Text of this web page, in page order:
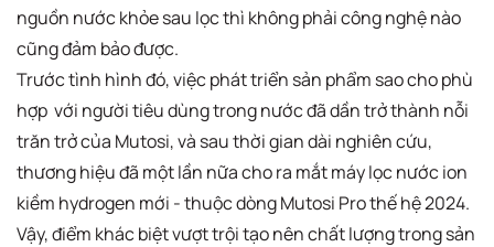
nguồn nước khỏe sau lọc thì không phải công nghệ nào
cũng đảm bảo được.
Trước tình hình đó, việc phát triển sản phẩm sao cho phù
hợp với người tiêu dùng trong nước đã dần trở thành nỗi
trăn trở của Mutosi, và sau thời gian dài nghiên cứu,
thương hiệu đã một lần nữa cho ra mắt máy lọc nước ion
kiềm hydrogen mới - thuộc dòng Mutosi Pro thế hệ 2024.
Vậy, điểm khác biệt vượt trội tạo nên chất lượng trong sản